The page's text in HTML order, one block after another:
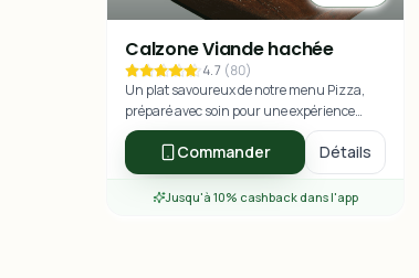
Calzone Viande hachée
4.7 (80)
Un plat savoureux de notre menu Pizza,
préparé avec soin pour une expérience
culinaire exceptionnelle.
Commander Détails
Jusqu'à 10% cashback dans l'app